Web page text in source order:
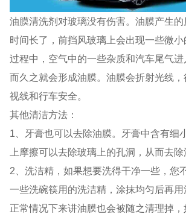
油膜清洗剂对玻璃没有伤害。油膜产生
时间长了，前挡风玻璃上会出现一些微
过程中，空气中的一些杂质和汽车尾气进
而久之就会形成油膜。油膜会折射光线
视线和行车安全。
其他清洁方法：
1、牙膏也可以去除油膜。牙膏中含有细
上摩擦可以去除玻璃上的孔洞，从而去除
2、洗洁精，如果想要洗得干净一些，您
一些洗碗筷用的洗洁精，涂抹均匀后再
正常情况下来讲油膜也会被随之清理掉